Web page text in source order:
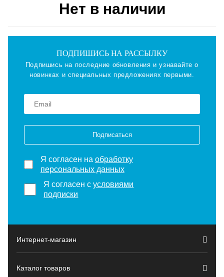
Нет в наличии
ПОДПИШИСЬ НА РАССЫЛКУ
Подпишись на последние обновления и узнавайте о
новинках и специальных предложениях первыми.
Подписаться
Я согласен на обработку
персональных данных
Я согласен сусловиями
подписки
Интернет-магазин
Каталог товаров